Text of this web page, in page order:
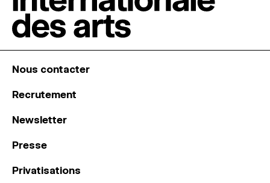
Nous contacter
Recrutement
Newsletter
Presse
Privatisations